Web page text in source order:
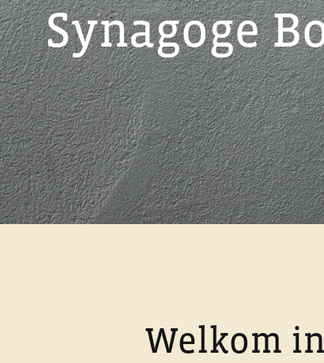
Synagoge
Welkom